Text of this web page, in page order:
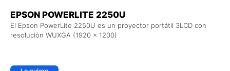
EPSON POWERLITE 2250U
El Epson PowerLite 2250U es un proyector portátil 3LCD con
resolución WUXGA (1920 x 1200)